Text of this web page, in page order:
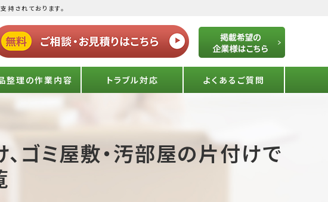
されております。
整理の作業内容 トラブル対応 よくあるご質問
ゴミ屋敷・汚部屋の片付けで